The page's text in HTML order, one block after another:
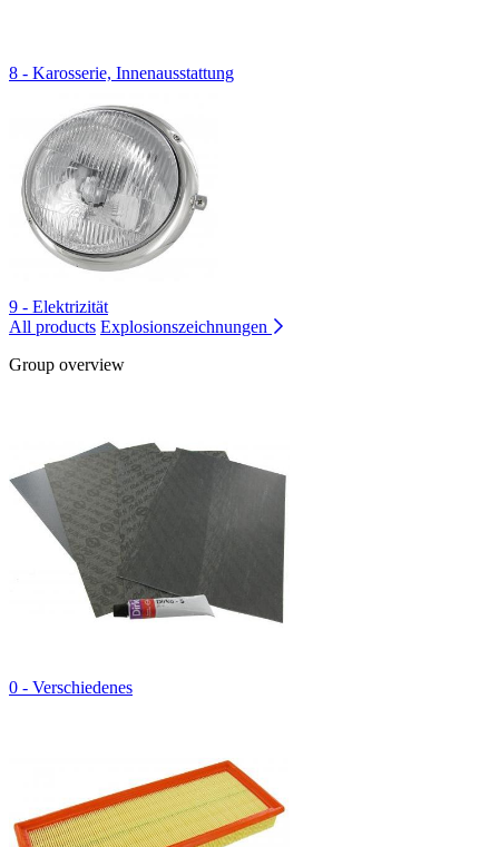
8 - Karosserie, Innenausstattung
9 - Elektrizität
All products Explosionszeichnungen
Group overview
0 - Verschiedenes